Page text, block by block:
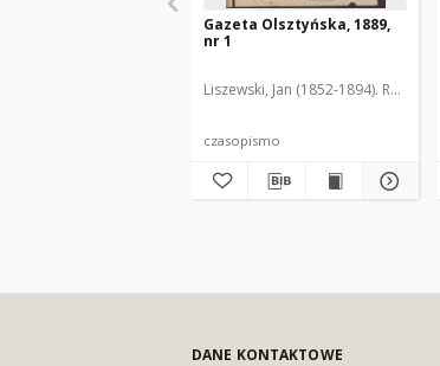
Gazeta Olsztyńska, 1889,
nr 1
Liszewski, Jan (1852-1894). Red.
czasopismo
DANE KONTAKTOWE